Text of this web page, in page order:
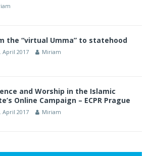
the “virtual Umma” to statehood
April 2017 Miriam
and Worship in the Islamic
Online Campaign – ECPR Prague
April 2017 Miriam